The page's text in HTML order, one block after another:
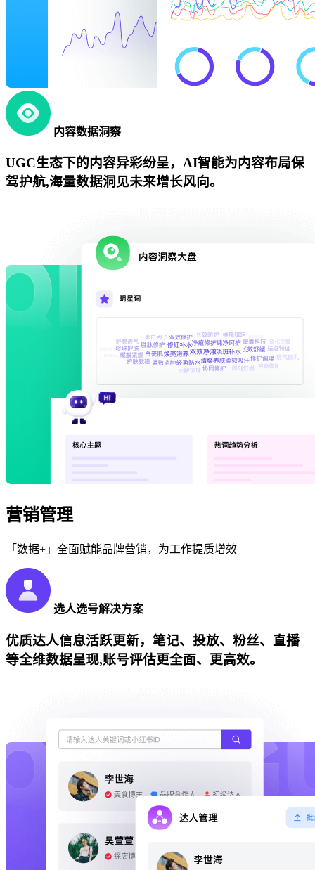
内容数据洞察
UGC生态下的内容异彩纷呈，AI智能为内容布局保
驾护航,海量数据洞见未来增长风向。
营销管理
「数据+」全面赋能品牌营销，为工作提质增效
选人选号解决方案
优质达人信息活跃更新，笔记、投放、粉丝、直播
等全维数据呈现,账号评估更全面、更高效。